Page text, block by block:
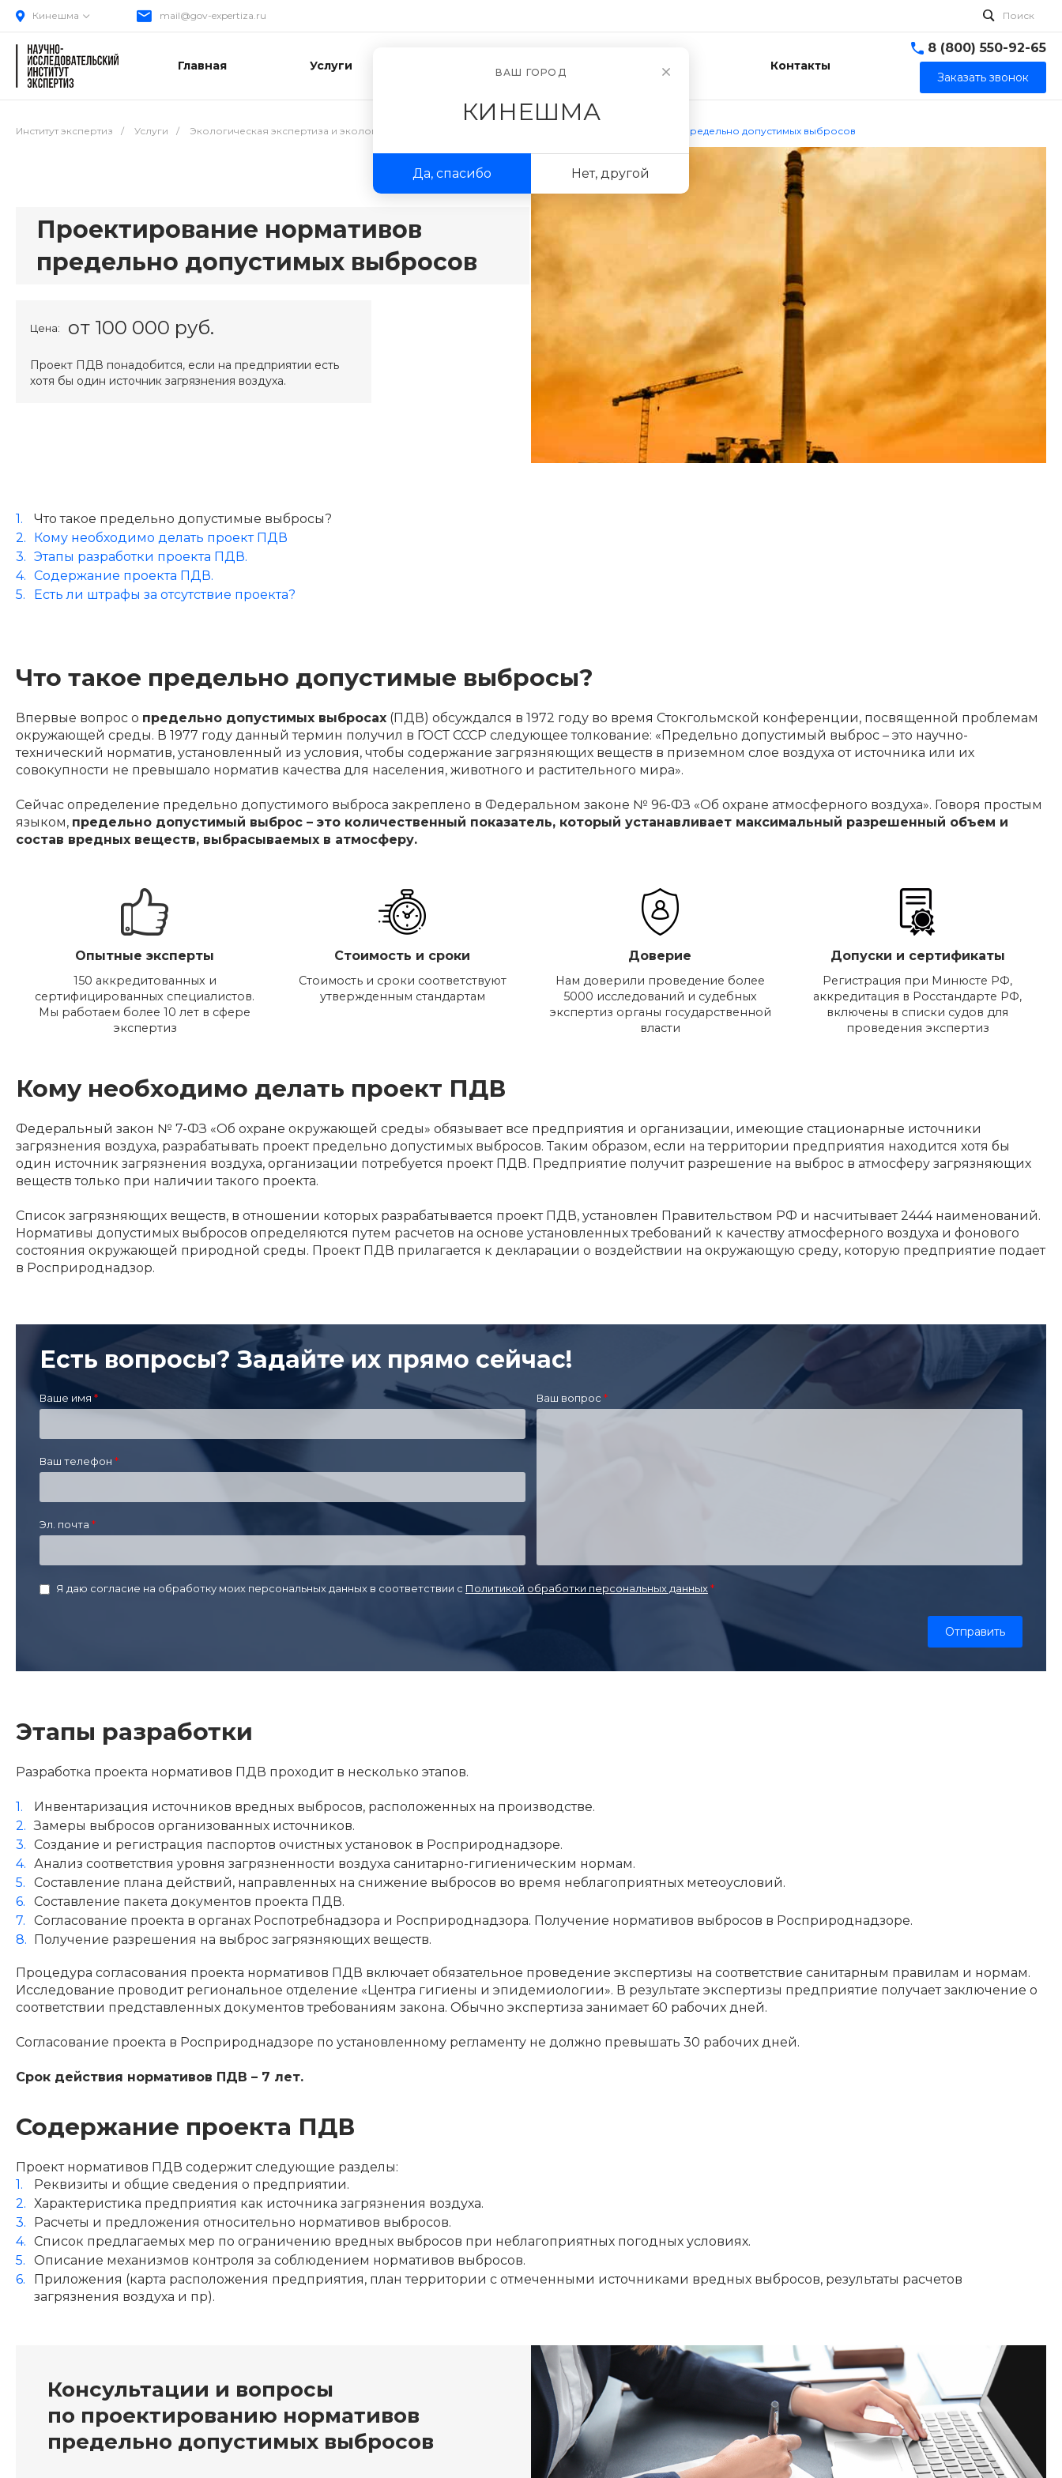
Кинешма
ВАШ ГОРОД
КИНЕШМА
Да, спасибо Нет, другой
mail@gov-expertiza.ru Поиск
Главная Услуги О компании Контакты
8 (800) 550-92-65
Заказать звонок
Институт экспертиз / Услуги / Экологическая экспертиза и экологическое проектирование Проектирование нормативов предельно допустимых выбросов
Проектирование нормативов
предельно допустимых выбросов
Цена: от 100 000 руб.
Проект ПДВ понадобится, если на предприятии есть
хотя бы один источник загрязнения воздуха.
Что такое предельно допустимые выбросы?
Кому необходимо делать проект ПДВ
Этапы разработки проекта ПДВ.
Содержание проекта ПДВ.
Есть ли штрафы за отсутствие проекта?
Что такое предельно допустимые выбросы?
Впервые вопрос о предельно допустимых выбросах (ПДВ) обсуждался в 1972 году во время Стокгольмской конференции, посвященной проблемам
окружающей среды. В 1977 году данный термин получил в ГОСТ СССР следующее толкование: «Предельно допустимый выброс – это научно-
технический норматив, установленный из условия, чтобы содержание загрязняющих веществ в приземном слое воздуха от источника или их
совокупности не превышало норматив качества для населения, животного и растительного мира».
Сейчас определение предельно допустимого выброса закреплено в Федеральном законе № 96-ФЗ «Об охране атмосферного воздуха». Говоря простым
языком, предельно допустимый выброс – это количественный показатель, который устанавливает максимальный разрешенный объем и
состав вредных веществ, выбрасываемых в атмосферу.
Опытные эксперты
150 аккредитованных и
сертифицированных специалистов.
Мы работаем более 10 лет в сфере
экспертиз
Стоимость и сроки
Стоимость и сроки соответствуют
утвержденным стандартам
Доверие
Нам доверили проведение более
5000 исследований и судебных
экспертиз органы государственной
власти
Допуски и сертификаты
Регистрация при Минюсте РФ,
аккредитация в Росстандарте РФ,
включены в списки судов для
проведения экспертиз
Кому необходимо делать проект ПДВ
Федеральный закон № 7-ФЗ «Об охране окружающей среды» обязывает все предприятия и организации, имеющие стационарные источники
загрязнения воздуха, разрабатывать проект предельно допустимых выбросов. Таким образом, если на территории предприятия находится хотя бы
один источник загрязнения воздуха, организации потребуется проект ПДВ. Предприятие получит разрешение на выброс в атмосферу загрязняющих
веществ только при наличии такого проекта.
Список загрязняющих веществ, в отношении которых разрабатывается проект ПДВ, установлен Правительством РФ и насчитывает 2444 наименований.
Нормативы допустимых выбросов определяются путем расчетов на основе установленных требований к качеству атмосферного воздуха и фонового
состояния окружающей природной среды. Проект ПДВ прилагается к декларации о воздействии на окружающую среду, которую предприятие подает
в Росприроднадзор.
Есть вопросы? Задайте их прямо сейчас!
Ваше имя Ваш вопрос
Ваш телефон
Эл. почта
Я даю согласие на обработку моих персональных данных в соответствии с Политикой обработки персональных данных
Этапы разработки
Разработка проекта нормативов ПДВ проходит в несколько этапов.
Инвентаризация источников вредных выбросов, расположенных на производстве.
Замеры выбросов организованных источников.
Создание и регистрация паспортов очистных установок в Росприроднадзоре.
Анализ соответствия уровня загрязненности воздуха санитарно-гигиеническим нормам.
Составление плана действий, направленных на снижение выбросов во время неблагоприятных метеоусловий.
Составление пакета документов проекта ПДВ.
Согласование проекта в органах Роспотребнадзора и Росприроднадзора. Получение нормативов выбросов в Росприроднадзоре.
Получение разрешения на выброс загрязняющих веществ.
Процедура согласования проекта нормативов ПДВ включает обязательное проведение экспертизы на соответствие санитарным правилам и нормам.
Исследование проводит региональное отделение «Центра гигиены и эпидемиологии». В результате экспертизы предприятие получает заключение о
соответствии представленных документов требованиям закона. Обычно экспертиза занимает 60 рабочих дней.
Согласование проекта в Росприроднадзоре по установленному регламенту не должно превышать 30 рабочих дней.
Срок действия нормативов ПДВ – 7 лет.
Содержание проекта ПДВ
Проект нормативов ПДВ содержит следующие разделы:
Реквизиты и общие сведения о предприятии.
Характеристика предприятия как источника загрязнения воздуха.
Расчеты и предложения относительно нормативов выбросов.
Список предлагаемых мер по ограничению вредных выбросов при неблагоприятных погодных условиях.
Описание механизмов контроля за соблюдением нормативов выбросов.
Приложения (карта расположения предприятия, план территории с отмеченными источниками вредных выбросов, результаты расчетов
загрязнения воздуха и пр).
Консультации и вопросы
по проектированию нормативов
предельно допустимых выбросов